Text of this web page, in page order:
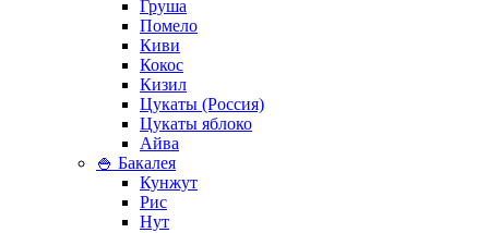
Груша
Помело
Киви
Кокос
Кизил
Цукаты (Россия)
Цукаты яблоко
Айва
🍚 Бакалея
Кунжут
Рис
Нут